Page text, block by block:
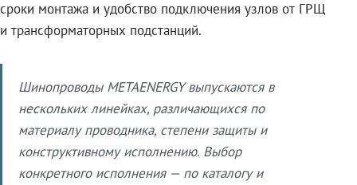
сроки монтажа и удобство подключения узлов от ГРЩ
и трансформаторных подстанций.
Шинопроводы METAENERGY выпускаются в
нескольких линейках, различающихся по
материалу проводника, степени защиты и
конструктивному исполнению. Выбор
конкретного исполнения — по каталогу и